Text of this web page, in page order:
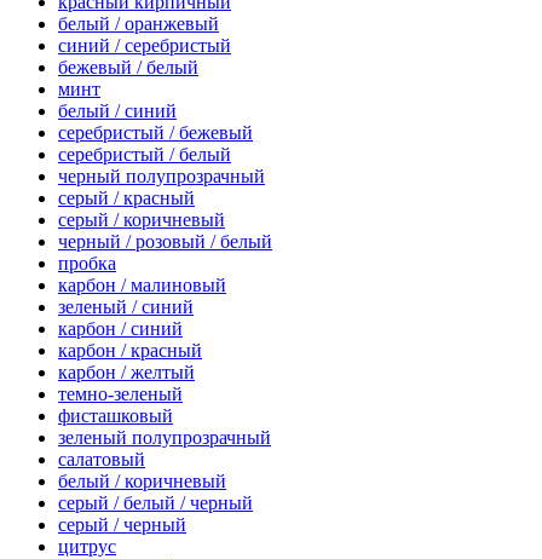
белый / оранжевый
синий / серебристый
бежевый / белый
минт
белый / синий
серебристый / бежевый
серебристый / белый
черный полупрозрачный
серый / красный
серый / коричневый
черный / розовый / белый
пробка
карбон / малиновый
зеленый / синий
карбон / синий
карбон / красный
карбон / желтый
темно-зеленый
фисташковый
зеленый полупрозрачный
салатовый
белый / коричневый
серый / белый / черный
серый / черный
цитрус